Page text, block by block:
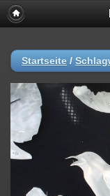
Startseite /